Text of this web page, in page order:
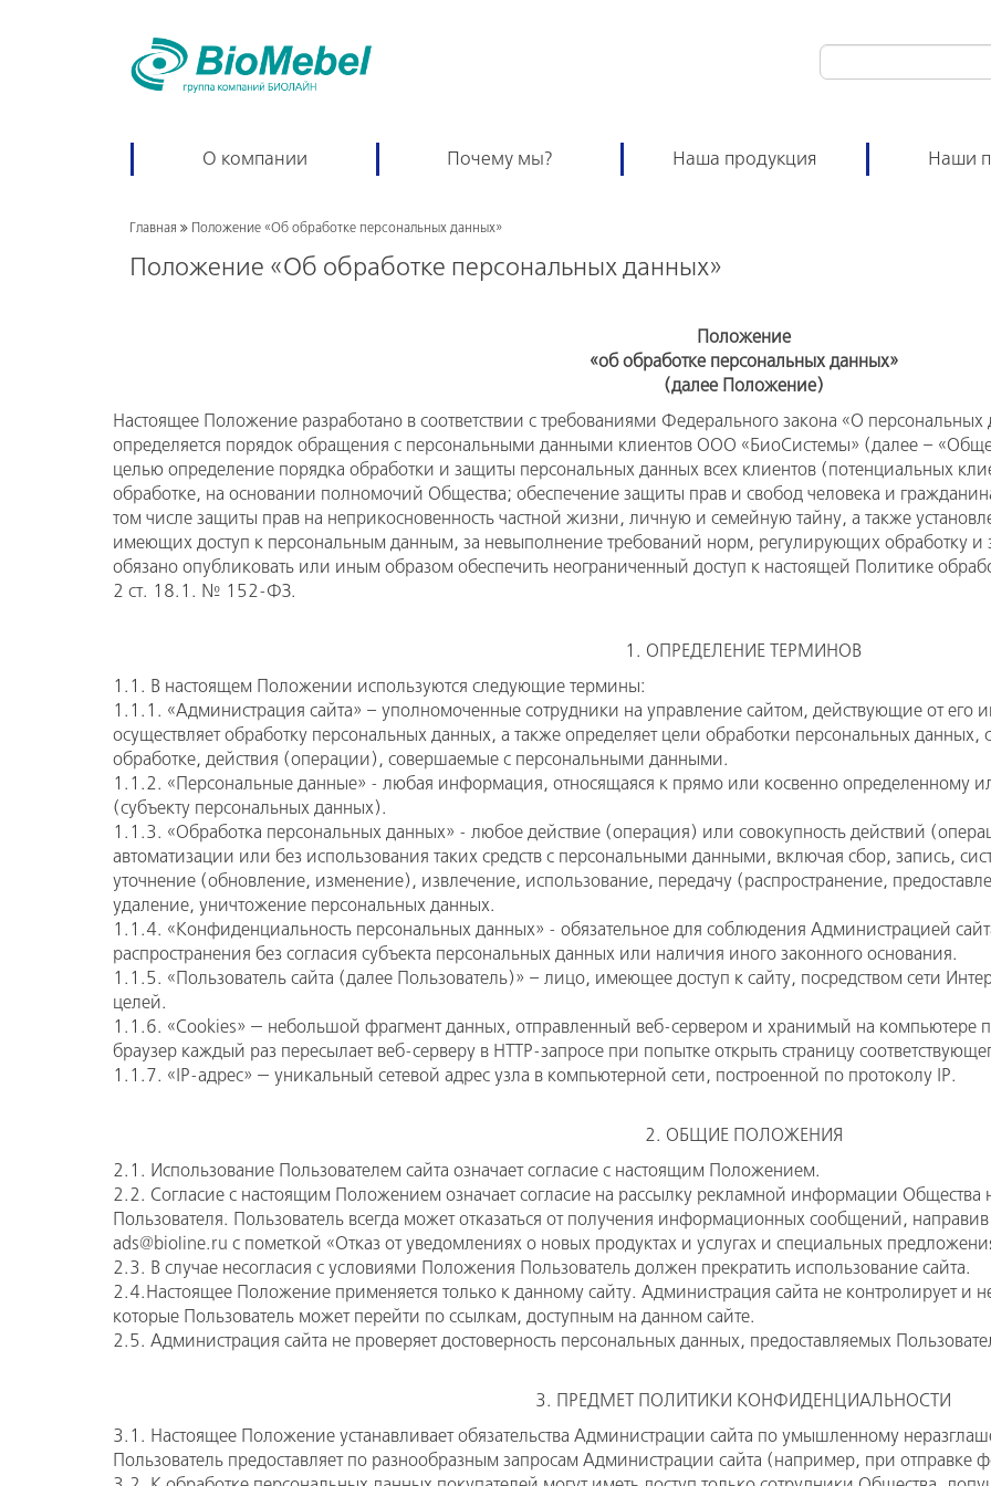
О компании Почему мы? Наша продукция Наши
Главная Положение «Об обработке персональных данных»
Положение «Об обработке персональных данных»
Положение
«об обработке персональных данных»
(далее Положение)
Настоящее Положение разработано в соответствии с требованиями Федерального закона «О
определяется порядок обращения с персональными данными клиентов ООО «БиоСистемы» (далее –
целью определение порядка обработки и защиты персональных данных всех клиентов (потенциальных
обработке, на основании полномочий Общества; обеспечение защиты прав и свобод человека и
том числе защиты прав на неприкосновенность частной жизни, личную и семейную тайну, а также
имеющих доступ к персональным данным, за невыполнение требований норм, регулирующих обработку
обязано опубликовать или иным образом обеспечить неограниченный доступ к настоящей Политике
2 ст. 18.1. № 152-ФЗ.
1. ОПРЕДЕЛЕНИЕ ТЕРМИНОВ
1.1. В настоящем Положении используются следующие термины:
1.1.1. «Администрация сайта» – уполномоченные сотрудники на управление сайтом, действующие от его
осуществляет обработку персональных данных, а также определяет цели обработки персональных
обработке, действия (операции), совершаемые с персональными данными.
1.1.2. «Персональные данные» - любая информация, относящаяся к прямо или косвенно определенному
(субъекту персональных данных).
1.1.3. «Обработка персональных данных» - любое действие (операция) или совокупность действий
автоматизации или без использования таких средств с персональными данными, включая сбор, запись,
уточнение (обновление, изменение), извлечение, использование, передачу (распространение,
удаление, уничтожение персональных данных.
1.1.4. «Конфиденциальность персональных данных» - обязательное для соблюдения Администрацией
распространения без согласия субъекта персональных данных или наличия иного законного основания.
1.1.5. «Пользователь сайта (далее Пользователь)» – лицо, имеющее доступ к сайту, посредством сети
целей.
1.1.6. «Cookies» — небольшой фрагмент данных, отправленный веб-сервером и хранимый на компьютере
браузер каждый раз пересылает веб-серверу в HTTP-запросе при попытке открыть страницу
1.1.7. «IP-адрес» — уникальный сетевой адрес узла в компьютерной сети, построенной по протоколу IP.
2. ОБЩИЕ ПОЛОЖЕНИЯ
2.1. Использование Пользователем сайта означает согласие с настоящим Положением.
2.2. Согласие с настоящим Положением означает согласие на рассылку рекламной информации Общества
Пользователя. Пользователь всегда может отказаться от получения информационных сообщений,
ads@bioline.ru с пометкой «Отказ от уведомлениях о новых продуктах и услугах и специальных
2.3. В случае несогласия с условиями Положения Пользователь должен прекратить использование сайта.
2.4.Настоящее Положение применяется только к данному сайту. Администрация сайта не контролирует и не
которые Пользователь может перейти по ссылкам, доступным на данном сайте.
2.5. Администрация сайта не проверяет достоверность персональных данных, предоставляемых
3. ПРЕДМЕТ ПОЛИТИКИ КОНФИДЕНЦИАЛЬНОСТИ
3.1. Настоящее Положение устанавливает обязательства Администрации сайта по умышленному
Пользователь предоставляет по разнообразным запросам Администрации сайта (например, при отправке